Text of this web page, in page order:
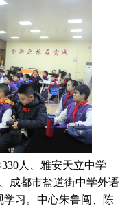
人、雅安天立中学
成都市盐道街中学外语
学习。中心朱鲁闯、陈